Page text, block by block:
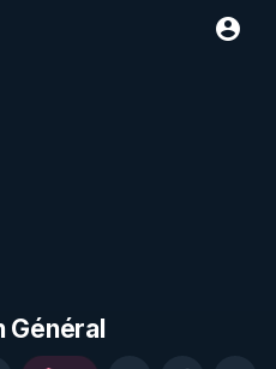
Général